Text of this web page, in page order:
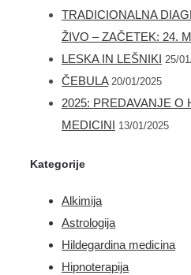
TRADICIONALNA
ŽIVO – ZAČETEK: 24.
LESKA IN LEŠNIKI 25/
ČEBULA 20/01/2025
2025: PREDAVANJE O
MEDICINI 13/01/2025
Kategorije
Alkimija
Astrologija
Hildegardina medicina
Hipnoterapija